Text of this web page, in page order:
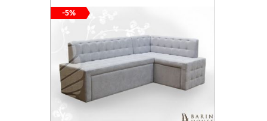
-5%